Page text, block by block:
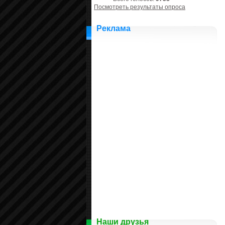
Посмотреть результаты опроса
Реклама
Наши друзья